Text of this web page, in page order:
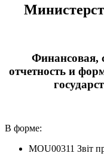
Финансовая,
отчетность и
В форме:
MOU00311 Звіт